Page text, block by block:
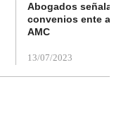
Abogados
convenios ente
AMC
13/07/2023